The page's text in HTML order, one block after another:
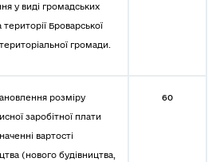
у виді громадських
території Броварської
громади.
розміру
заробітної плати
вартості
(нового будівництва,
60